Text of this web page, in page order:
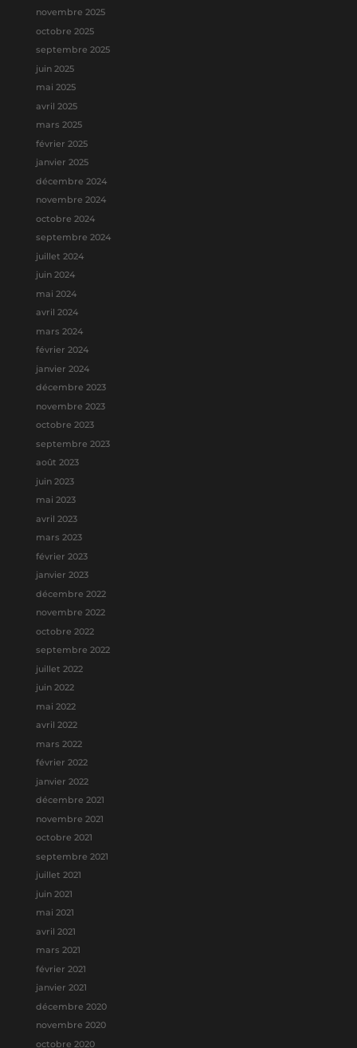
novembre 2025
octobre 2025
septembre 2025
juin 2025
mai 2025
avril 2025
mars 2025
février 2025
janvier 2025
décembre 2024
novembre 2024
octobre 2024
septembre 2024
juillet 2024
juin 2024
mai 2024
avril 2024
mars 2024
février 2024
janvier 2024
décembre 2023
novembre 2023
octobre 2023
septembre 2023
août 2023
juin 2023
mai 2023
avril 2023
mars 2023
février 2023
janvier 2023
décembre 2022
novembre 2022
octobre 2022
septembre 2022
juillet 2022
juin 2022
mai 2022
avril 2022
mars 2022
février 2022
janvier 2022
décembre 2021
novembre 2021
octobre 2021
septembre 2021
juillet 2021
juin 2021
mai 2021
avril 2021
mars 2021
février 2021
janvier 2021
décembre 2020
novembre 2020
octobre 2020